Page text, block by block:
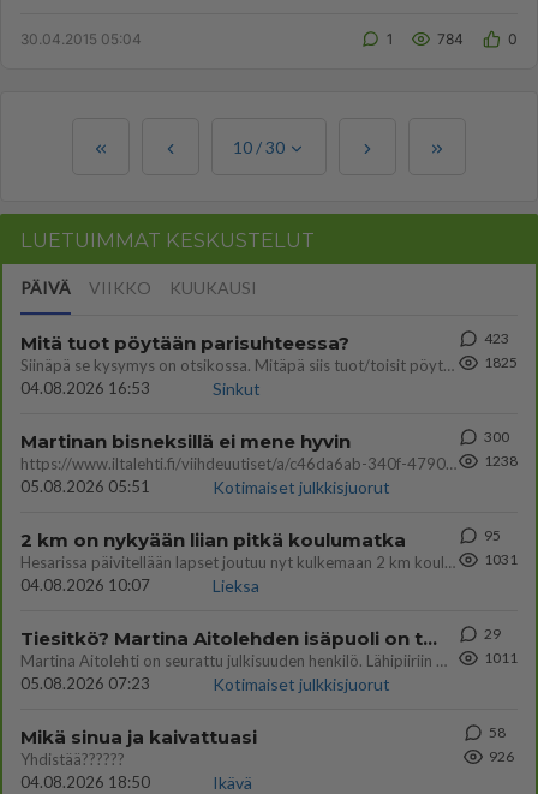
30.04.2015 05:04 1 784 0
10 /30
LUETUIMMAT KESKUSTELUT
PÄIVÄ VIIKKO KUUKAUSI
Mitä tuot pöytään parisuhteessa?
Siinäpä se kysymys on otsikossa. Mitäpä siis tuot/toisit pöytään parisuhteessa? Oletko mies vai nainen? Koetko sen mitä
04.08.2026 16:53
Sinkut
423
1825
Martinan bisneksillä ei mene hyvin
https://www.iltalehti.fi/viihdeuutiset/a/c46da6ab-340f-4790-aaa7-0865eed2336 Yrityksen konkurssihakemus on tullut kärä
05.08.2026 05:51
Kotimaiset julkkisjuorut
300
1238
2 km on nykyään liian pitkä koulumatka
Hesarissa päivitellään lapset joutuu nyt kulkemaan 2 km kouluun jösses. Ruostefillarilla tuo matka menee vaikka miten äk
04.08.2026 10:07
Lieksa
95
1031
Tiesitkö? Martina Aitolehden isäpuoli on tämä suosittu laulaja
Martina Aitolehti on seurattu julkisuuden henkilö. Lähipiiriin mahtuu muitakin tunnettuja henkilöitä. Tiesitkö, että Ma
05.08.2026 07:23
Kotimaiset julkkisjuorut
29
1011
Mikä sinua ja kaivattuasi
Yhdistää??????
04.08.2026 18:50
Ikävä
58
926